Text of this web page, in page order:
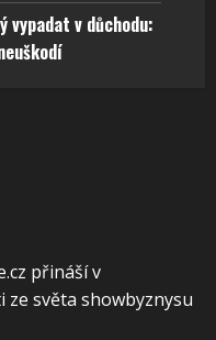
vypadat v důchodu:
přináší v
ze světa showbyznysu